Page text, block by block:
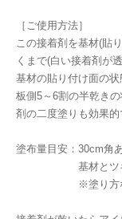
［ご使用方法］
この接着剤を基材(貼
くまで(白い接着剤が
基材の貼り付け面の
板側5～6割の半乾き
剤の二度塗りも効果的
塗布量目安：30cm角
基材とツキ板双
※塗り方などに